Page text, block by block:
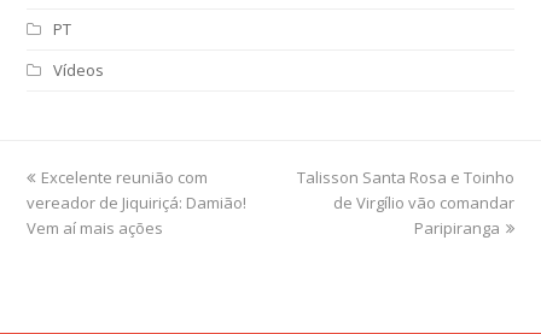
PT
Vídeos
previous
post:
Excelente reunião com
vereador de Jiquiriçá: Damião!
Vem aí mais ações
next
post:
Talisson Santa Rosa e Toinho
de Virgílio vão comandar
Paripiranga